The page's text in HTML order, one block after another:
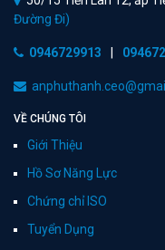
Đường Đi)
0946729913
VỀ CHÚNG TÔI
Giới Thiệu
Hồ Sơ Năng Lực
Chứng chỉ ISO
Tuyển Dụng